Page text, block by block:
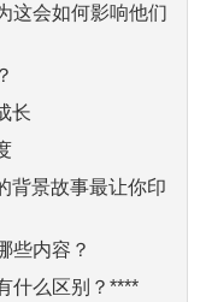
这会如何影响他们
长
背景故事最让你印
些内容？
什么区别？****